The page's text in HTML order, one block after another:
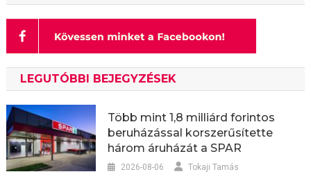
LEGUTÓBBI BEJEGYZÉSEK
Több mint 1,8 milliárd forintos
beruházással korszerűsítette
három áruházát a SPAR
2026-08-06 Tokaji Tamás